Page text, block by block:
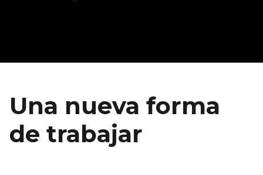
Una nueva forma
de trabajar